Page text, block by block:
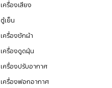
เครื่องเสียง
ตู้เย็น
เครื่องซักผ้า
เครื่องดูดฝุ่น
เครื่องปรับอากาศ
เครื่องฟอกอากาศ